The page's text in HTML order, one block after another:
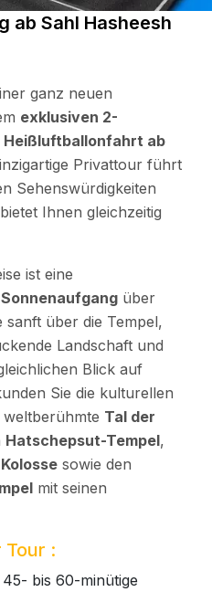
ab Sahl Hasheesh
ganz neuen
exklusiven 2-
Heißluftballonfahrt ab
Privattour führt
Sehenswürdigkeiten
Ihnen gleichzeitig
ist eine
über
sanft über die Tempel,
Landschaft und
Blick auf
Sie die kulturellen
weltberühmte Tal der
Hatschepsut-Tempel,
sowie den
mit seinen
Tour :
45- bis 60-minütige